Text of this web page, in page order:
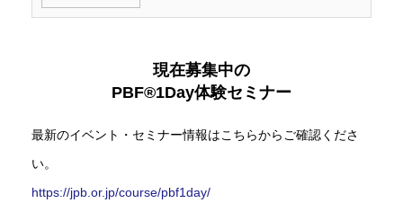
現在募集中の
PBF®1Day体験セミナー
最新のイベント・セミナー情報はこちらからご確認くださ
い。
https://jpb.or.jp/course/pbf1day/